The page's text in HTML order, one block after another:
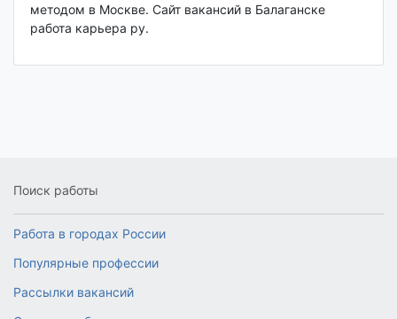
методом в Москве. Сайт вакансий в Балаганске
работа карьера ру.
Поиск работы
Работа в городах России
Популярные профессии
Рассылки вакансий